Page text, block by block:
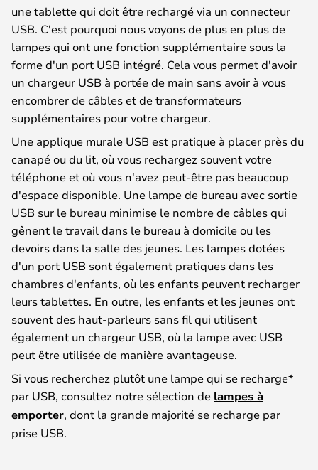
une tablette qui doit être rechargé via un connecteur
USB. C'est pourquoi nous voyons de plus en plus de
lampes qui ont une fonction supplémentaire sous la
forme d'un port USB intégré. Cela vous permet d'avoir
un chargeur USB à portée de main sans avoir à vous
encombrer de câbles et de transformateurs
supplémentaires pour votre chargeur.
Une applique murale USB est pratique à placer près du
canapé ou du lit, où vous rechargez souvent votre
téléphone et où vous n'avez peut-être pas beaucoup
d'espace disponible. Une lampe de bureau avec sortie
USB sur le bureau minimise le nombre de câbles qui
gênent le travail dans le bureau à domicile ou les
devoirs dans la salle des jeunes. Les lampes dotées
d'un port USB sont également pratiques dans les
chambres d'enfants, où les enfants peuvent recharger
leurs tablettes. En outre, les enfants et les jeunes ont
souvent des haut-parleurs sans fil qui utilisent
également un chargeur USB, où la lampe avec USB
peut être utilisée de manière avantageuse.
Si vous recherchez plutôt une lampe qui se recharge*
par USB, consultez notre sélection de lampes à
emporter, dont la grande majorité se recharge par
prise USB.